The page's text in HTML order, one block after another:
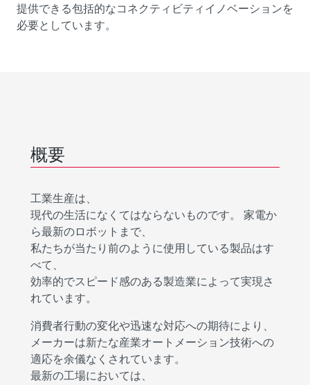
提供できる包括的なコネクティビティイノベーションを
必要としています。
概要
工業生産は、
現代の生活になくてはならないものです。 家電か
ら最新のロボットまで、
私たちが当たり前のように使用している製品はす
べて、
効率的でスピード感のある製造業によって実現さ
れています。
消費者行動の変化や迅速な対応への期待により、
メーカーは新たな産業オートメーション技術への
適応を余儀なくされています。
最新の工場においては、